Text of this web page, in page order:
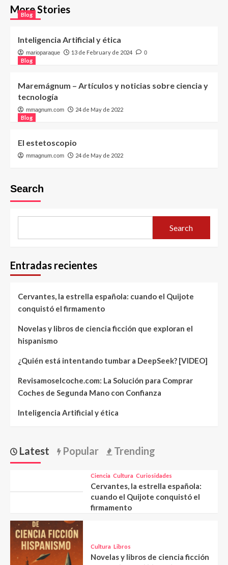
More Stories
Blog
Inteligencia Artificial y ética
marioparaque 13 de February de 2024 0
Blog
Maremágnum – Artículos y noticias sobre ciencia y
tecnología
mmagnum.com
24 de May de 2022
Blog
El estetoscopio
mmagnum.com 24 de May de 2022
Search
Search
Entradas recientes
Cervantes, la estrella española: cuando el Quijote
conquistó el firmamento
Novelas y libros de ciencia ficción que exploran el
hispanismo
¿Quién está intentando tumbar a DeepSeek? [VIDEO]
Revisamoselcoche.com: La Solución para Comprar
Coches de Segunda Mano con Confianza
Inteligencia Artificial y ética
Latest Popular Trending
Ciencia Cultura Curiosidades
Cervantes, la estrella española:
cuando el Quijote conquistó el
firmamento
Cultura Libros
Novelas y libros de ciencia ficción